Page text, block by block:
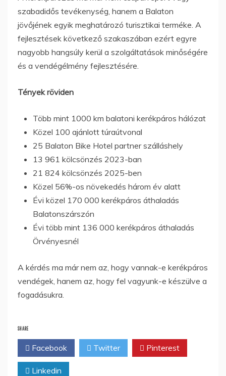
szabadidős tevékenység, hanem a Balaton
jövőjének egyik meghatározó turisztikai terméke. A
fejlesztések következő szakaszában ezért egyre
nagyobb hangsúly kerül a szolgáltatások minőségére
és a vendégélmény fejlesztésére.
Tények röviden
Több mint 1000 km balatoni kerékpáros hálózat
Közel 100 ajánlott túraútvonal
25 Balaton Bike Hotel partner szálláshely
13 961 kölcsönzés 2023-ban
21 824 kölcsönzés 2025-ben
Közel 56%-os növekedés három év alatt
Évi közel 170 000 kerékpáros áthaladás
Balatonszárszón
Évi több mint 136 000 kerékpáros áthaladás
Örvényesnél
A kérdés ma már nem az, hogy vannak-e kerékpáros
vendégek, hanem az, hogy fel vagyunk-e készülve a
fogadásukra.
SHARE
Facebook Twitter Pinterest
Linkedin